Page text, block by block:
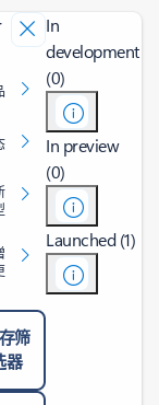
筛
器
In
development
(0)
In preview
(0)
Launched (1)